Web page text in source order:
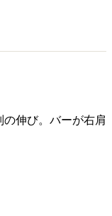
伸び。バーが右肩